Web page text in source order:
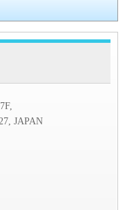
JAPAN